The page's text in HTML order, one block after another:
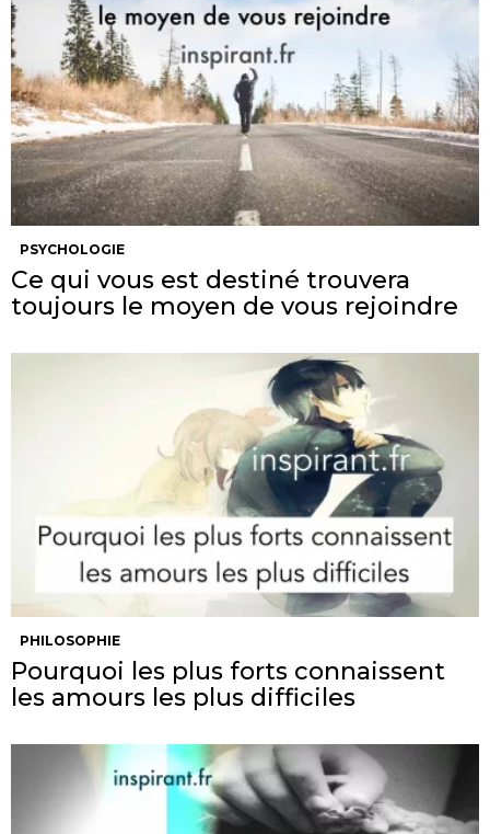
PSYCHOLOGIE
Ce qui vous est destiné trouvera
toujours le moyen de vous rejoindre
PHILOSOPHIE
Pourquoi les plus forts connaissent
les amours les plus difficiles